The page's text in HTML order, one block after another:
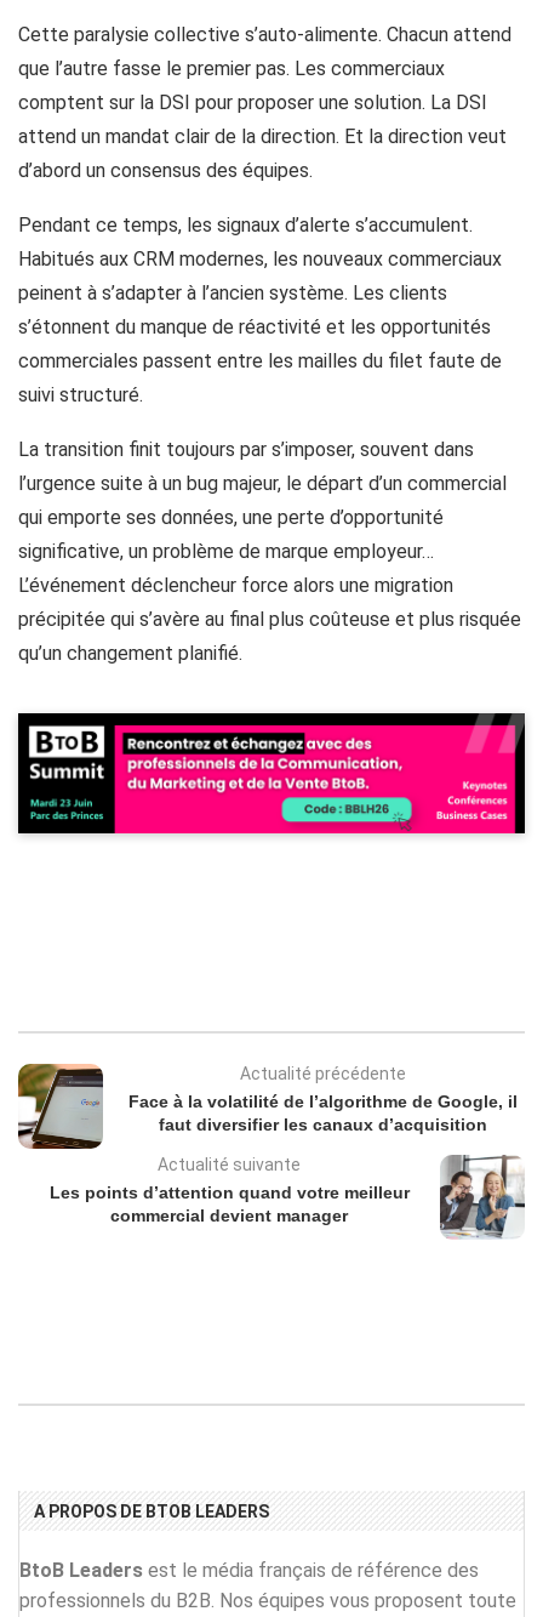
Cette paralysie collective s’auto-alimente. Chacun attend
que l’autre fasse le premier pas. Les commerciaux
comptent sur la DSI pour proposer une solution. La DSI
attend un mandat clair de la direction. Et la direction veut
d’abord un consensus des équipes.
Pendant ce temps, les signaux d’alerte s’accumulent.
Habitués aux CRM modernes, les nouveaux commerciaux
peinent à s’adapter à l’ancien système. Les clients
s’étonnent du manque de réactivité et les opportunités
commerciales passent entre les mailles du filet faute de
suivi structuré.
La transition finit toujours par s’imposer, souvent dans
l’urgence suite à un bug majeur, le départ d’un commercial
qui emporte ses données, une perte d’opportunité
significative, un problème de marque employeur…
L’événement déclencheur force alors une migration
précipitée qui s’avère au final plus coûteuse et plus risquée
qu’un changement planifié.
Actualité précédente
Face à la volatilité de l’algorithme de Google, il
faut diversifier les canaux d’acquisition
Actualité suivante
Les points d’attention quand votre meilleur
commercial devient manager
A PROPOS DE BTOB LEADERS
BtoB Leaders est le média français de référence des
professionnels du B2B. Nos équipes vous proposent toute